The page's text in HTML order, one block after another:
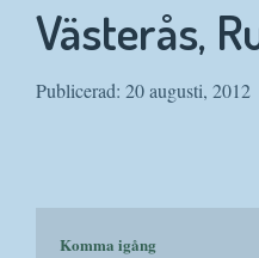
Västerås,
Publicerad: 20 augusti, 2012
Komma igång